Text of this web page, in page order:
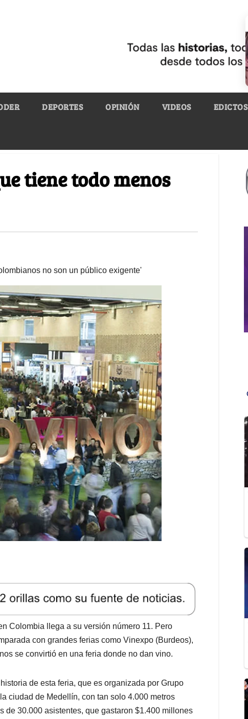
DEPORTES OPINIÓN VIDEOS EDICTOS
tiene todo menos
no son un público exigente'
Colombia llega a su versión número 11. Pero
con grandes ferias como Vinexpo (Burdeos),
se convirtió en una feria donde no dan vino.
de esta feria, que es organizada por Grupo
ciudad de Medellín, con tan solo 4.000 metros
de 30.000 asistentes, que gastaron $1.400 millones